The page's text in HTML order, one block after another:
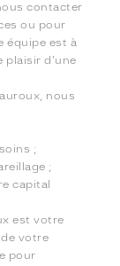
contacter
ou pour
équipe est à
plaisir d'une
nous
;
;
capital
est votre
votre
pour